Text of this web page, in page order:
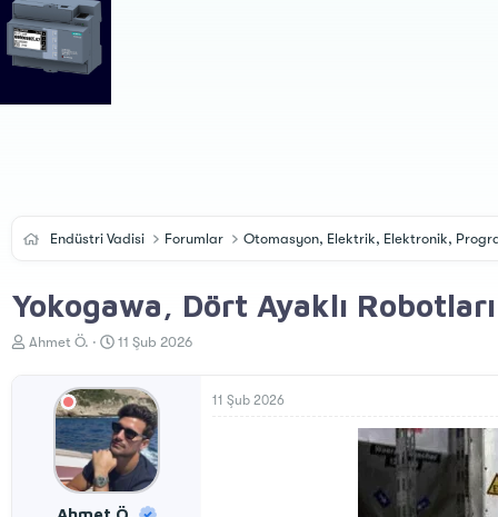
Endüstri Vadisi Forumlar Otomasyon, Elektrik, Elektronik,
Yokogawa, Dört Ayaklı
K
Ahmet Ö.
B
l
a
n
g
ı
11 Şub 2026
11 Şub 2026